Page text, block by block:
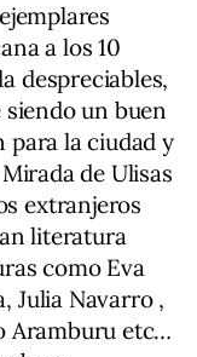
a los 10
despreciables,
un buen
la ciudad y
de Ulisas
extranjeros
literatura
como Eva
Julia Navarro ,
Aramburu etc…